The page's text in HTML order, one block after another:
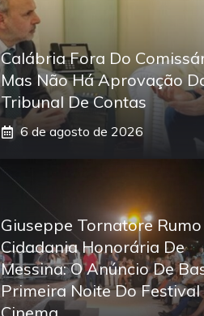
Calábria Fora Do
Mas Não Há Aprovação
Tribunal De Contas
6 de agosto de 2026
Giuseppe Tornatore
Cidadania Honorária De
Messina: O Anúncio De
Primeira Noite Do Festival